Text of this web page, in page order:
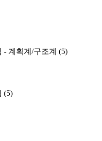
계획계/구조계 (5)
(5)